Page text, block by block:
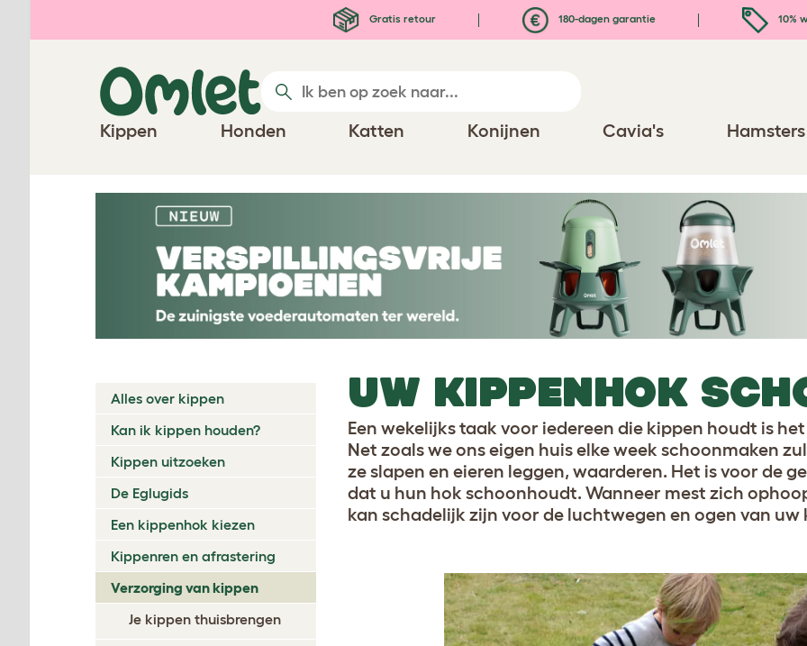
Gratis retour 180-dagen garantie 10%
Kippen Honden Katten Konijnen Cavia's Hamsters
Alles over kippen
Kan ik kippen houden?
Kippen uitzoeken
De Eglugids
Een kippenhok kiezen
Kippenren en afrastering
Verzorging van kippen
Je kippen thuisbrengen
UW KIPPENHOK
Een wekelijks taak voor iedereen die kippen houdt is
Net zoals we ons eigen huis elke week schoonmaken
ze slapen en eieren leggen, waarderen. Het is voor de
dat u hun hok schoonhoudt. Wanneer mest zich
kan schadelijk zijn voor de luchtwegen en ogen van uw